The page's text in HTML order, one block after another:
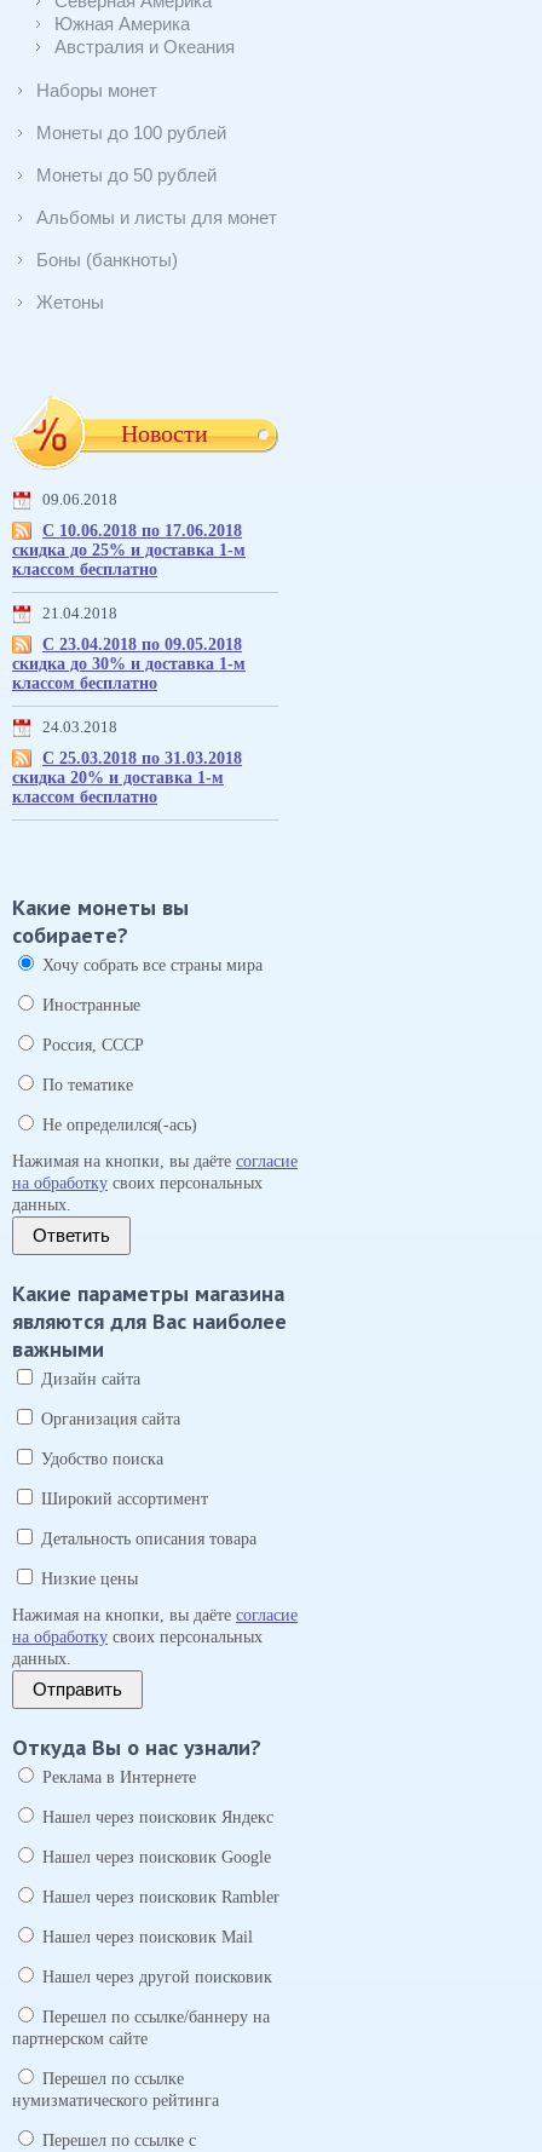
Южная Америка
Австралия и Океания
Наборы монет
Монеты до 100 рублей
Монеты до 50 рублей
Альбомы и листы для монет
Боны (банкноты)
Жетоны
Новости
09.06.2018
С 10.06.2018 по 17.06.2018
скидка до 25% и доставка 1-м
классом бесплатно
21.04.2018
С 23.04.2018 по 09.05.2018
скидка до 30% и доставка 1-м
классом бесплатно
24.03.2018
С 25.03.2018 по 31.03.2018
скидка 20% и доставка 1-м
классом бесплатно
Какие монеты вы
собираете?
Хочу собрать все страны мира
Иностранные
Россия, СССР
По тематике
Не определился(-ась)
Нажимая на кнопки, вы даёте согласие
на обработку своих персональных
данных.
Ответить
Какие параметры магазина
являются для Вас наиболее
важными
Дизайн сайта
Организация сайта
Удобство поиска
Широкий ассортимент
Детальность описания товара
Низкие цены
Нажимая на кнопки, вы даёте согласие
на обработку своих персональных
данных.
Отправить
Откуда Вы о нас узнали?
Реклама в Интернете
Нашел через поисковик Яндекс
Нашел через поисковик Google
Нашел через поисковик Rambler
Нашел через поисковик Mail
Нашел через другой поисковик
Перешел по ссылке/баннеру на
партнерском сайте
Перешел по ссылке
нумизматического рейтинга
Перешел по ссылке с